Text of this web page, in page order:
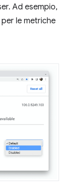
Ad esempio,
le metriche